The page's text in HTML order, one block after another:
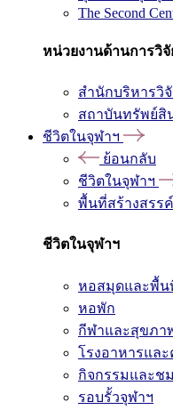
The Second
หน่วยงานด้านการวิจั
สำนักบริหารวิ
สถาบันทรัพย์สิ
ชีวิตในจุฬาฯ
ย้อนกลับ
ชีวิตในจุฬาฯ
พื้นที่สร้างสรรค์
ชีวิตในจุฬาฯ
หอสมุดและพื้น
หอพัก
กีฬาและสุขภา
โรงอาหารและ
กิจกรรมและช
รอบรั้วจุฬาฯ